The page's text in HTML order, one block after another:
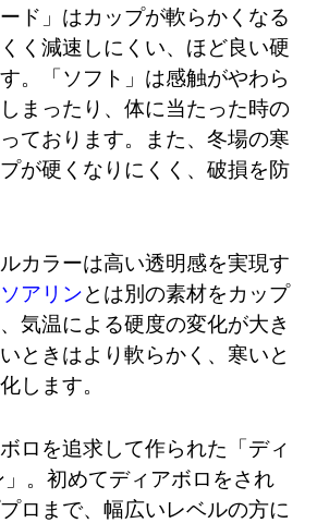
ド」はカップが軟らかくなる
く減速しにくい、ほど良い硬
。「ソフト」は感触がやわら
まったり、体に当たった時の
ております。また、冬場の寒
が硬くなりにくく、破損を防
カラーは高い透明感を実現す
ソアリンとは別の素材をカップ
気温による硬度の変化が大き
ときはより軟らかく、寒いと
します。
ロを追求して作られた「ディ
。初めてディアボロをされ
ロまで、幅広いレベルの方に